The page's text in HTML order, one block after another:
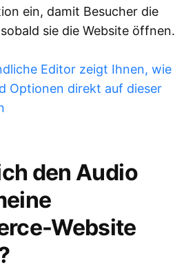
ein, damit Besucher die
sie die Website öffnen.
Editor zeigt Ihnen, wie
Optionen direkt auf dieser
den Audio
Website